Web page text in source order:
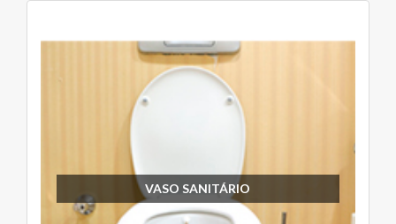
VASO SANITÁRIO